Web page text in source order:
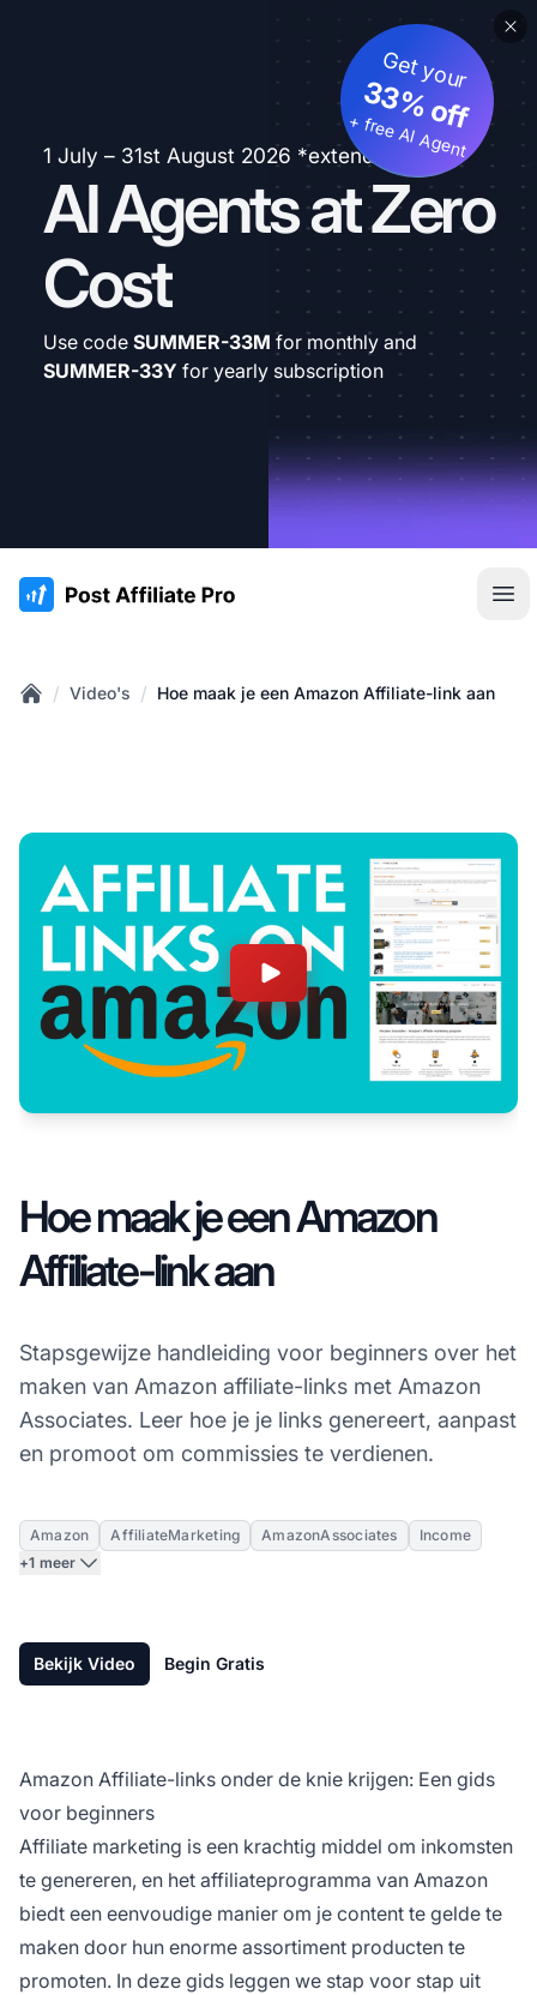
1 July – 31st August 2026 *extended
AI Agents at Zero
Cost
Get your
33% off
+ free AI Agent
Use code SUMMER-33M for monthly and
SUMMER-33Y for yearly subscription
:site.title
/ Video's / Hoe maak je een Amazon Affiliate-link aan
Hoe maak je een Amazon
Affiliate-link aan
Stapsgewijze handleiding voor beginners over het
maken van Amazon affiliate-links met Amazon
Associates. Leer hoe je je links genereert, aanpast
en promoot om commissies te verdienen.
Amazon AffiliateMarketing AmazonAssociates
Income
+1 meer
Bekijk Video Begin Gratis
Amazon Affiliate-links onder de knie krijgen: Een gids
voor beginners
Affiliate marketing is een krachtig middel om inkomsten
te genereren, en het affiliateprogramma van Amazon
biedt een eenvoudige manier om je content te gelde te
maken door hun enorme assortiment producten te
promoten. In deze gids leggen we stap voor stap uit